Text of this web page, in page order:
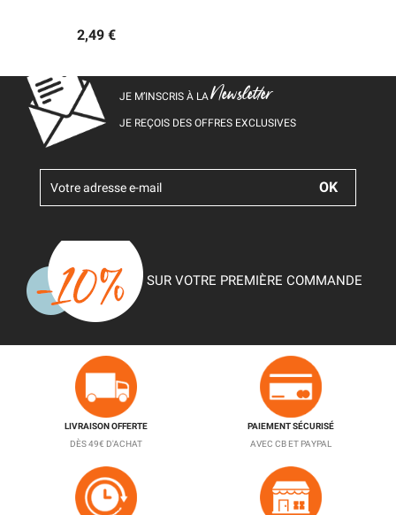
2,49 €
JE M’INSCRIS À LANewsletter
JE REÇOIS DES OFFRES EXCLUSIVES
SUR VOTRE PREMIÈRE COMMANDE
LIVRAISON OFFERTE
DÈS 49€ D'ACHAT
PAIEMENT SÉCURISÉ
AVEC CB ET PAYPAL